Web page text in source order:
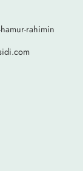
rahimin